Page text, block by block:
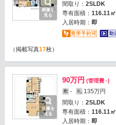
画像を
見る
間取り： 2SLDK
専有面積： 116.11㎡
入居時期： 即
（掲載写真17枚）
画像を
見る
90万円 (管理費 -)
敷 - 礼 135万円
間取り： 2SLDK
専有面積： 116.11㎡
入居時期： 即